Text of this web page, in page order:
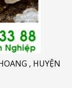
, HUYỆN